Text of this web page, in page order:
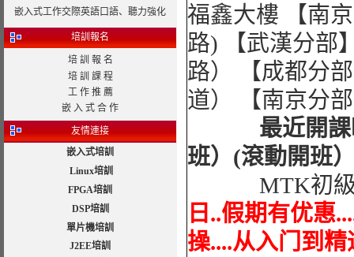
嵌入式工作交際英語口語、聽力強化
培訓報名
培 訓 報 名
培 訓 課 程
工 作 推 薦
嵌 入 式 合 作
友情連接
嵌入式培訓
Linux培訓
FPGA培訓
DSP培訓
單片機培訓
J2EE培訓
福鑫大樓 【南
路) 【武漢分部
路） 【成都分
道） 【南京分
最近開課時
班）(滾動開班
MTK初
日..假期有优惠
操....从入门到